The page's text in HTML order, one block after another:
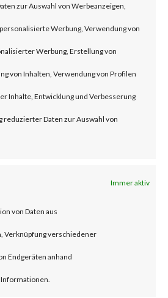
zur Auswahl von Werbeanzeigen,
Werbung, Verwendung von
Werbung, Erstellung von
von Inhalten, Verwendung von Profilen
Inhalte, Entwicklung und Verbesserung
reduzierter Daten zur Auswahl von
Immer aktiv
von Daten aus
Verknüpfung verschiedener
Endgeräten anhand
allow attackers to
on the
system. Both
have been added
Exploited